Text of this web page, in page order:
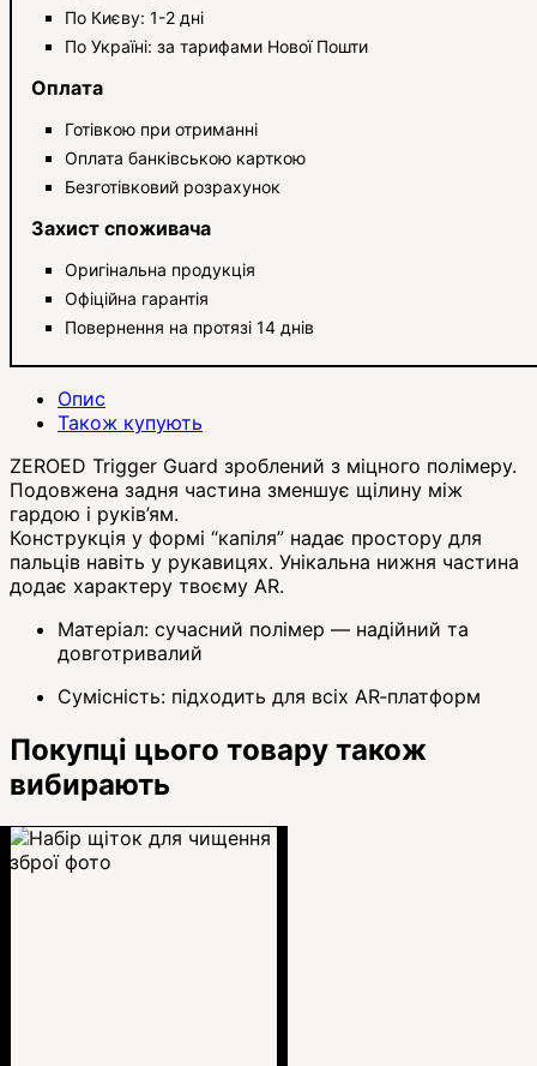
По Києву: 1-2 дні
По Україні: за тарифами Нової Пошти
Оплата
Готівкою при отриманні
Оплата банківською карткою
Безготівковий розрахунок
Захист споживача
Оригінальна продукція
Офіційна гарантія
Повернення на протязі 14 днів
Опис
Також купують
ZEROED Trigger Guard зроблений з міцного полімеру.
Подовжена задня частина зменшує щілину між
гардою і руків’ям.
Конструкція у формі “капіля” надає простору для
пальців навіть у рукавицях. Унікальна нижня частина
додає характеру твоєму AR.
Матеріал: сучасний полімер — надійний та
довготривалий
Сумісність: підходить для всіх AR‑платформ
Покупці цього товару також
вибирають